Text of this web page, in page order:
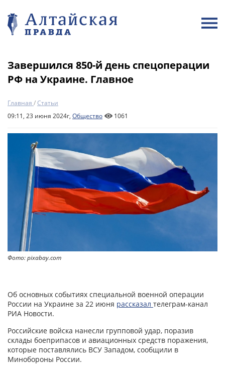
Завершился 850-й день спецоперации
РФ на Украине. Главное
Главная /Статьи
09:11, 23 июня 2024г, Общество 1061
Фото: pixabay.com
Об основных событиях специальной военной операции
России на Украине за 22 июня рассказал телеграм-канал
РИА Новости.
Российские войска нанесли групповой удар, поразив
склады боеприпасов и авиационных средств поражения,
которые поставлялись ВСУ Западом, сообщили в
Минобороны России.